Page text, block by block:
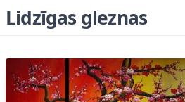
Lidzīgas gleznas